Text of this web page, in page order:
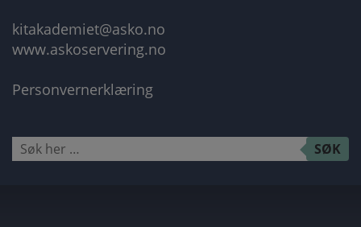
kitakademiet@asko.no
www.askoservering.no
Personvernerklæring
Søk
etter:
SØK